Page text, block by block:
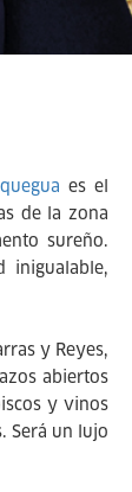
es el
de la zona
sureño.
inigualable,
y Reyes,
abiertos
y vinos
Será un lujo